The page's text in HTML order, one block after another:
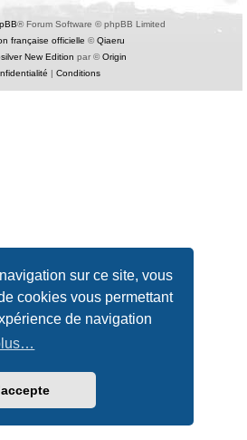
sur ce site, vous
cookies vous permettant
de navigation
® Forum Software © phpBB Limited
française officielle ©Qiaeru
New Edition par ©Origin
Conditions